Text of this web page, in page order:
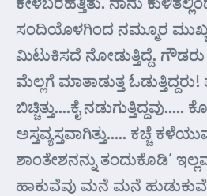
ಸಂದಿಯೊಳಗಿಂದ ನಮ್ಮೂರ
ಮಿಟುಕಿಸದೆ ನೋಡುತ್ತಿದ್ದೆ.
ಮೆಲ್ಲಗೆ ಮಾತಾಡುತ್ತ
ಬಿಚ್ಚಿತ್ತು….ಕೈ ನಡುಗುತ್ತಿದ್ದವು…..
ಅಸ್ತವ್ಯಸ್ತವಾಗಿತ್ತು….. ಕಚ್ಚೆ
ಶಾಂತೇಶನನ್ನು ತಂದುಕೊಡಿ’
ಹಾಕುವೆವು ಮನೆ ಮನೆ